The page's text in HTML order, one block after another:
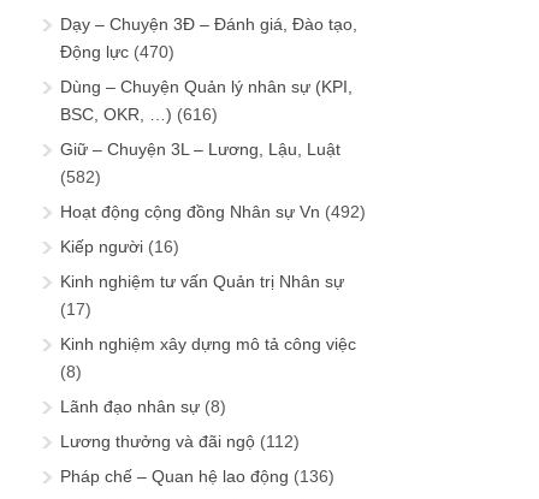
Dạy – Chuyện 3Đ – Đánh giá, Đào tạo,
Động lực (470)
Dùng – Chuyện Quản lý nhân sự (KPI,
BSC, OKR, …) (616)
Giữ – Chuyện 3L – Lương, Lậu, Luật
(582)
Hoạt động cộng đồng Nhân sự Vn (492)
Kiếp người (16)
Kinh nghiệm tư vấn Quản trị Nhân sự
(17)
Kinh nghiệm xây dựng mô tả công việc
(8)
Lãnh đạo nhân sự (8)
Lương thưởng và đãi ngộ (112)
Pháp chế – Quan hệ lao động (136)